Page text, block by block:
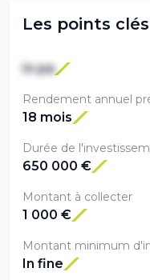
Les points
In pa
Rendement annuel
18 mois
Durée de
650 000 €
Montant à collecter
1 000 €
Montant minimum
In fine